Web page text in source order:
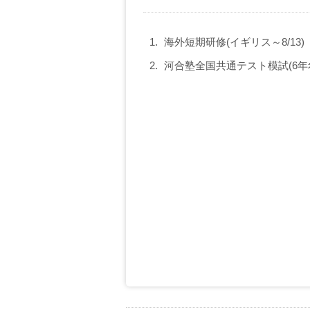
海外短期研修(イギリス～8/13)
河合塾全国共通テスト模試(6